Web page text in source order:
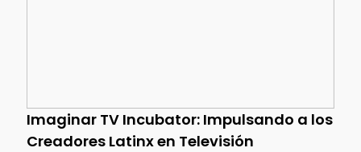
Imaginar TV Incubator: Impulsando a los
Creadores Latinx en Televisión